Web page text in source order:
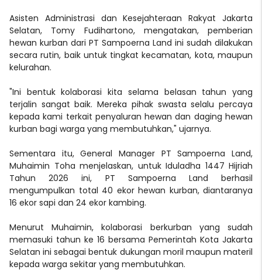
Asisten Administrasi dan Kesejahteraan Rakyat Jakarta
Selatan, Tomy Fudihartono, mengatakan, pemberian
hewan kurban dari PT Sampoerna Land ini sudah dilakukan
secara rutin, baik untuk tingkat kecamatan, kota, maupun
kelurahan.
"Ini bentuk kolaborasi kita selama belasan tahun yang
terjalin sangat baik. Mereka pihak swasta selalu percaya
kepada kami terkait penyaluran hewan dan daging hewan
kurban bagi warga yang membutuhkan," ujarnya.
Sementara itu, General Manager PT Sampoerna Land,
Muhaimin Toha menjelaskan, untuk Iduladha 1447 Hijriah
Tahun 2026 ini, PT Sampoerna Land berhasil
mengumpulkan total 40 ekor hewan kurban, diantaranya
16 ekor sapi dan 24 ekor kambing.
Menurut Muhaimin, kolaborasi berkurban yang sudah
memasuki tahun ke 16 bersama Pemerintah Kota Jakarta
Selatan ini sebagai bentuk dukungan moril maupun materil
kepada warga sekitar yang membutuhkan.